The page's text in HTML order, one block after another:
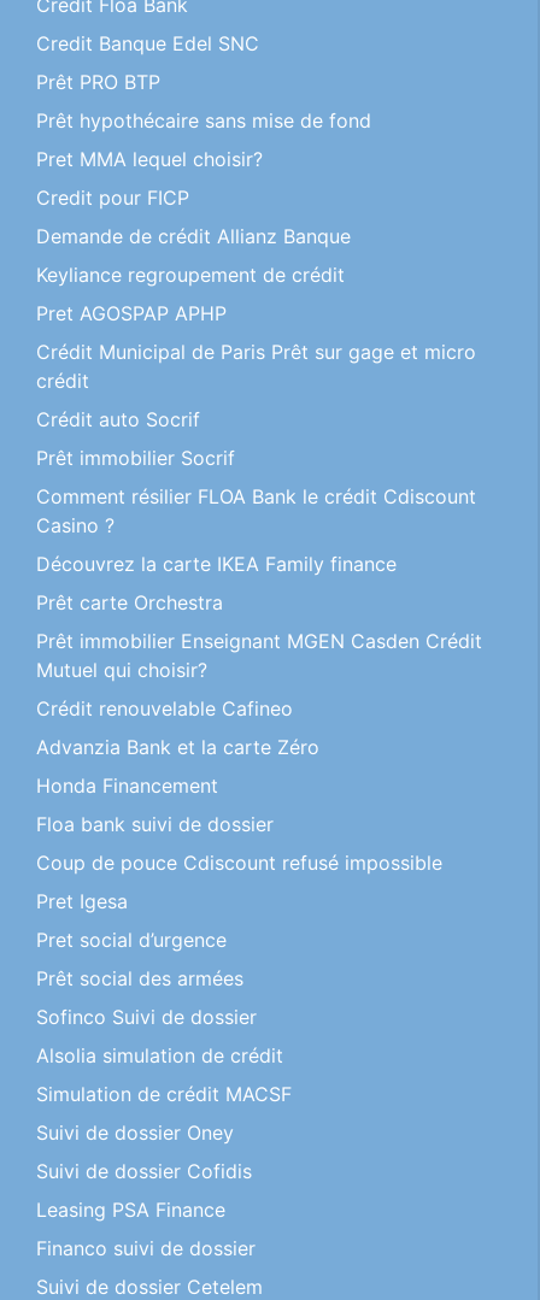
Credit Banque Edel SNC
Prêt PRO BTP
Prêt hypothécaire sans mise de fond
Pret MMA lequel choisir?
Credit pour FICP
Demande de crédit Allianz Banque
Keyliance regroupement de crédit
Pret AGOSPAP APHP
Crédit Municipal de Paris Prêt sur gage et micro
crédit
Crédit auto Socrif
Prêt immobilier Socrif
Comment résilier FLOA Bank le crédit Cdiscount
Casino ?
Découvrez la carte IKEA Family finance
Prêt carte Orchestra
Prêt immobilier Enseignant MGEN Casden Crédit
Mutuel qui choisir?
Crédit renouvelable Cafineo
Advanzia Bank et la carte Zéro
Honda Financement
Floa bank suivi de dossier
Coup de pouce Cdiscount refusé impossible
Pret Igesa
Pret social d’urgence
Prêt social des armées
Sofinco Suivi de dossier
Alsolia simulation de crédit
Simulation de crédit MACSF
Suivi de dossier Oney
Suivi de dossier Cofidis
Leasing PSA Finance
Financo suivi de dossier
Suivi de dossier Cetelem